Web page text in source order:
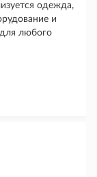
одежда,
и
любого